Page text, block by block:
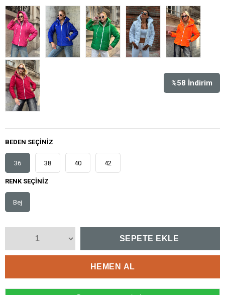
%58 İndirim
BEDEN SEÇINIZ
36 38 40 42
RENK SEÇINIZ
Bej